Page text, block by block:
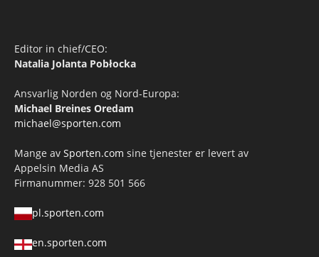
Editor in chief/CEO:
Natalia Jolanta Pobłocka
Ansvarlig Norden og Nord-Europa:
Michael Breines Oredam
michael@sporten.com
Mange av Sporten.com sine tjenester er levert av
Appelsin Media AS
Firmanummer: 928 501 566
pl.sporten.com
en.sporten.com